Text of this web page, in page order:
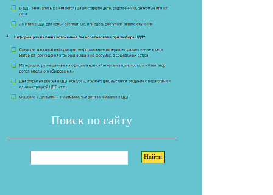
Поиск по сайту